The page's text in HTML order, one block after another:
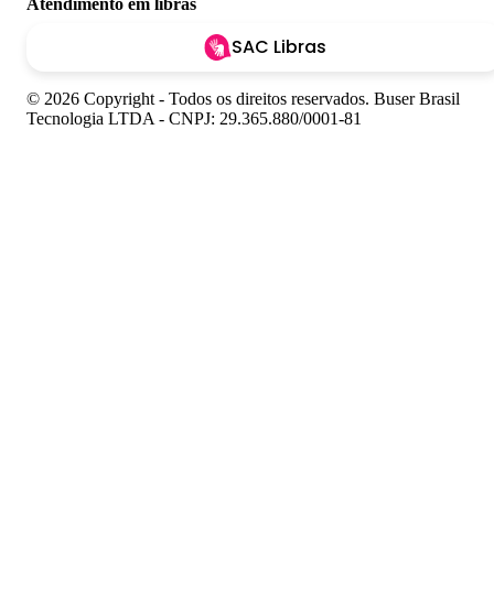
Atendimento em libras
SAC Libras
© 2026 Copyright - Todos os direitos reservados. Buser Brasil
Tecnologia LTDA - CNPJ: 29.365.880/0001-81